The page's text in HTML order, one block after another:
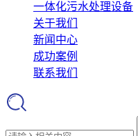
一体化污水处理设备
关于我们
新闻中心
成功案例
联系我们